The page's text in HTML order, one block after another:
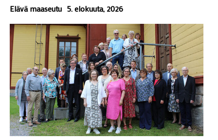
Elävä maaseutu 5. elokuuta, 2026